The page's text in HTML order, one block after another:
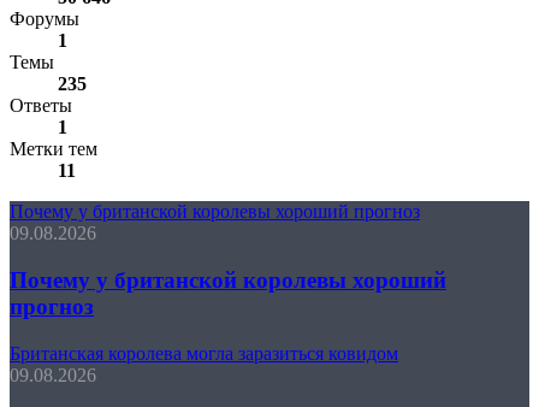
Форумы
1
Темы
235
Ответы
1
Метки тем
11
Почему у британской королевы хороший прогноз
09.08.2026
Почему у британской королевы хороший
прогноз
Британская королева могла заразиться ковидом
09.08.2026